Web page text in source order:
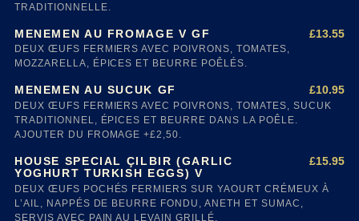
TRADITIONNELLE.
MENEMEN AU FROMAGE V GF £13.55
DEUX ŒUFS FERMIERS AVEC POIVRONS, TOMATES,
MOZZARELLA, ÉPICES ET BEURRE POÊLÉS.
MENEMEN AU SUCUK GF £10.95
DEUX ŒUFS FERMIERS AVEC POIVRONS, TOMATES, SUCUK
TRADITIONNEL, ÉPICES ET BEURRE DANS LA POÊLE.
AJOUTER DU FROMAGE +£2,50.
HOUSE SPECIAL ÇILBIR (GARLIC
YOGHURT TURKISH EGGS) V
£15.95
DEUX ŒUFS POCHÉS FERMIERS SUR YAOURT CRÉMEUX À
L’AIL, NAPPÉS DE BEURRE FONDU, ANETH ET SUMAC,
SERVIS AVEC PAIN AU LEVAIN GRILLÉ.